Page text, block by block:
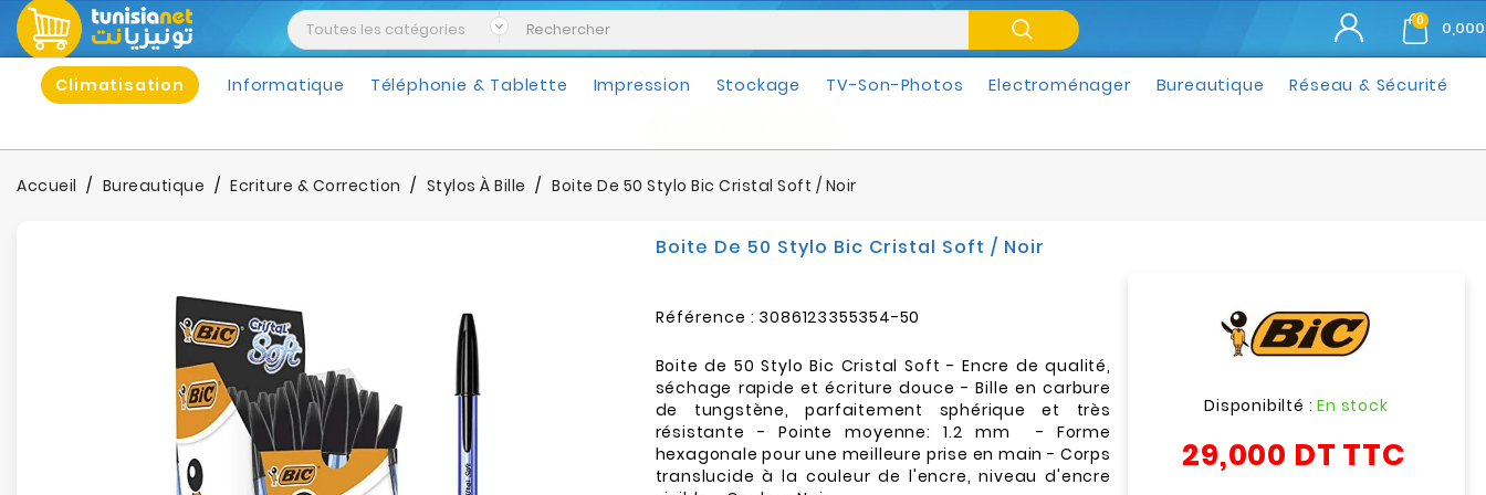
0
Climatisation Informatique Téléphonie & Tablette Impression Stockage TV-Son-Photos Electroménager Bureautique Réseau & Sécurité
Accueil Bureautique Ecriture & Correction Stylos À Bille Boite De 50 Stylo Bic Cristal Soft / Noir
Boite De 50 Stylo Bic Cristal Soft / Noir
Référence : 3086123355354-50
Boite de 50 Stylo Bic Cristal Soft - Encre de qualité,
séchage rapide et écriture douce - Bille en carbure
de tungstène, parfaitement sphérique et très
résistante - Pointe moyenne: 1.2 mm - Forme
hexagonale pour une meilleure prise en main - Corps
translucide à la couleur de l'encre, niveau d'encre
Disponibilté :En stock
29,000 DT TTC